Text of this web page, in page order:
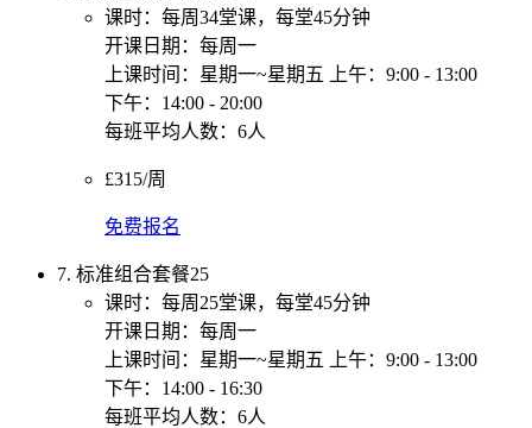
课时：每周34堂课，每堂45分钟
开课日期：每周一
上课时间：星期一~星期五 上午：9:00 - 13:00
下午：14:00 - 20:00
每班平均人数：6人
£315/周
免费报名
7. 标准组合套餐25
课时：每周25堂课，每堂45分钟
开课日期：每周一
上课时间：星期一~星期五 上午：9:00 - 13:00
下午：14:00 - 16:30
每班平均人数：6人